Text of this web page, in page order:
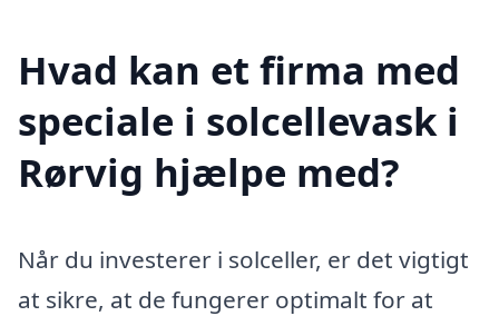
Hvad kan et firma med
speciale i solcellevask i
Rørvig hjælpe med?
Når du investerer i solceller, er det vigtigt
at sikre, at de fungerer optimalt for at